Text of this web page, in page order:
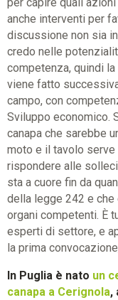
anche interventi per
discussione non sia
credo nelle
competenza, quindi
viene fatto
campo, con
Sviluppo economico.
canapa che sarebbe
moto e il tavolo
rispondere alle
sta a cuore fin da
della legge 242 e
organi competenti. È
esperti di settore, e
la prima
In Puglia è nato un
canapa a Cerignola,